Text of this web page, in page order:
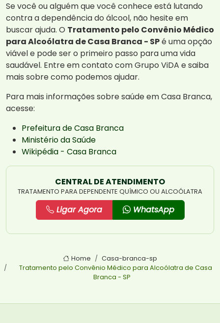
Se você ou alguém que você conhece está lutando
contra a dependência do álcool, não hesite em
buscar ajuda. O Tratamento pelo Convênio Médico
para Alcoólatra de Casa Branca - SPé uma opção
viável e pode ser o primeiro passo para uma vida
saudável. Entre em contato com Grupo ViDA e saiba
mais sobre como podemos ajudar.
Para mais informações sobre saúde em Casa Branca,
acesse:
Prefeitura de Casa Branca
Ministério da Saúde
Wikipédia - Casa Branca
CENTRAL DE ATENDIMENTO
TRATAMENTO PARA DEPENDENTE QUÍMICO OU ALCOÓLATRA
Ligar Agora WhatsApp
Home
Casa-branca-sp
Tratamento pelo Convênio Médico para Alcoólatra de Casa
Branca - SP